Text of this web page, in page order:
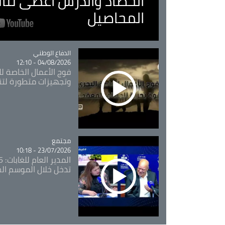
المحاصيل
Catégorie
الدفاع الوطني
04/08/2026 - 12:10
فوج الأعمال الخاصة
وتجهيزات متطورة
Catégorie
مجتمع
23/07/2026 - 10:18
تدخل خلال الموسم